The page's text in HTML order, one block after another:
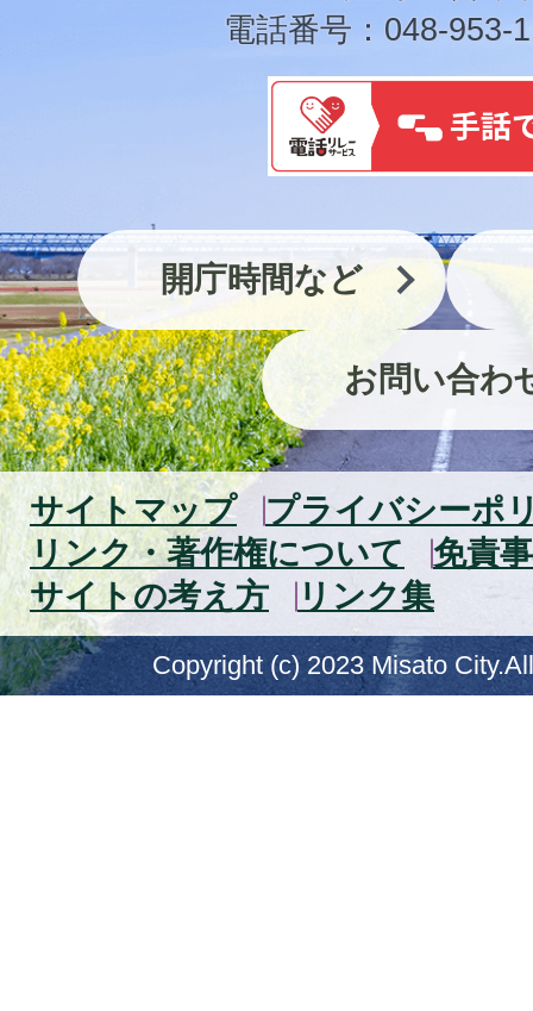
電話番号：048-953-
開庁時間など
お問い合わ
サイトマップ
プライバシーポ
リンク・著作権について
免責
サイトの考え方
リンク集
Copyright (c) 2023 Misato